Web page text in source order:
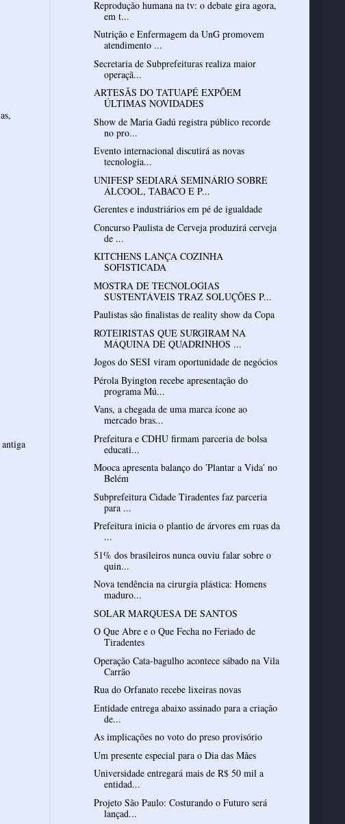
Reprodução humana na tv: o debate gira agora,
em t...
Nutrição e Enfermagem da UnG promovem
atendimento ...
Secretaria de Subprefeituras realiza maior
operaçã...
ARTESÃS DO TATUAPÉ EXPÕEM
ÚLTIMAS NOVIDADES
Show de Maria Gadú registra público recorde
no pro...
Evento internacional discutirá as novas
tecnologia...
UNIFESP SEDIARÁ SEMINÁRIO SOBRE
ÁLCOOL, TABACO E P...
Gerentes e industriários em pé de igualdade
Concurso Paulista de Cerveja produzirá cerveja
de ...
KITCHENS LANÇA COZINHA
SOFISTICADA
MOSTRA DE TECNOLOGIAS
SUSTENTÁVEIS TRAZ SOLUÇÕES P...
Paulistas são finalistas de reality show da Copa
ROTEIRISTAS QUE SURGIRAM NA
MÁQUINA DE QUADRINHOS ...
Jogos do SESI viram oportunidade de negócios
Pérola Byington recebe apresentação do
programa Mú...
Vans, a chegada de uma marca ícone ao
mercado bras...
Prefeitura e CDHU firmam parceria de bolsa
educati...
Mooca apresenta balanço do ′Plantar a Vida′ no
Belém
Subprefeitura Cidade Tiradentes faz parceria
para ...
Prefeitura inicia o plantio de árvores em ruas da
...
51% dos brasileiros nunca ouviu falar sobre o
quin...
Nova tendência na cirurgia plástica: Homens
maduro...
SOLAR MARQUESA DE SANTOS
O Que Abre e o Que Fecha no Feriado de
Tiradentes
Operação Cata-bagulho acontece sábado na Vila
Carrão
Rua do Orfanato recebe lixeiras novas
Entidade entrega abaixo assinado para a criação
de...
As implicações no voto do preso provisório
Um presente especial para o Dia das Mães
Universidade entregará mais de R$ 50 mil a
entidad...
Projeto São Paulo: Costurando o Futuro será
lançad...